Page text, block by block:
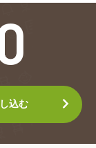
込む